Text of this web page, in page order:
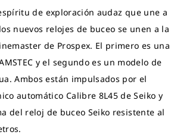
de exploración audaz que une a
nuevos relojes de buceo se unen a la
de Prospex. El primero es una
y el segundo es un modelo de
Ambos están impulsados por el
automático Calibre 8L45 de Seiko y
del reloj de buceo Seiko resistente al